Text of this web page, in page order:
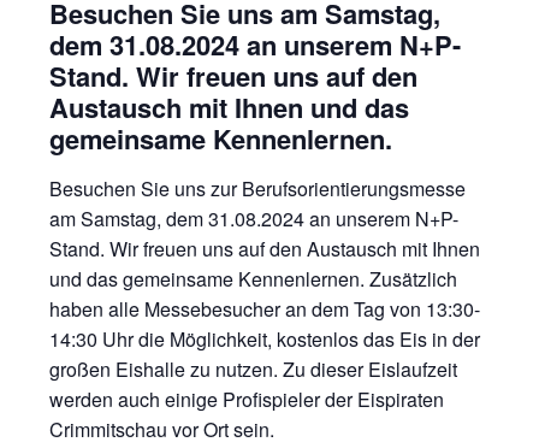
Besuchen Sie uns am Samstag,
dem 31.08.2024 an unserem N+P-
Stand. Wir freuen uns auf den
Austausch mit Ihnen und das
gemeinsame Kennenlernen.
Besuchen Sie uns zur Berufsorientierungsmesse
am Samstag, dem 31.08.2024 an unserem N+P-
Stand. Wir freuen uns auf den Austausch mit Ihnen
und das gemeinsame Kennenlernen. Zusätzlich
haben alle Messebesucher an dem Tag von 13:30-
14:30 Uhr die Möglichkeit, kostenlos das Eis in der
großen Eishalle zu nutzen. Zu dieser Eislaufzeit
werden auch einige Profispieler der Eispiraten
Crimmitschau vor Ort sein.